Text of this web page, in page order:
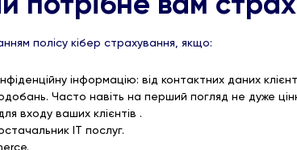
полісу кібер страхування, якщо:
інформацію: від контактних даних
Часто навіть на перший погляд не дуже
входу ваших клієнтів .
ІТ послуг.